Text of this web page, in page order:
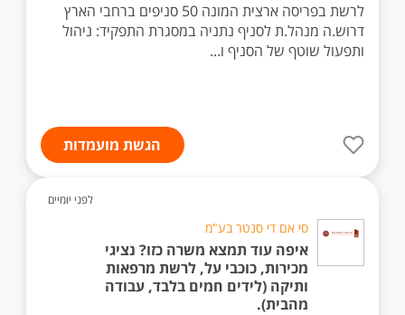
לרשת בפריסה ארצית המונה 50 סניפים ברחבי הארץ
דרוש.ה מנהל.ת לסניף נתניה במסגרת התפקיד: ניהול
ותפעול שוטף של הסניף ו...
הגשת מועמדות
לפני יומיים
סי אם די סנטר בע"מ
איפה עוד תמצא משרה כזו? נציגי
מכירות, כוכבי על, לרשת מרפאות
ותיקה (לידים חמים בלבד, עבודה
מהבית).